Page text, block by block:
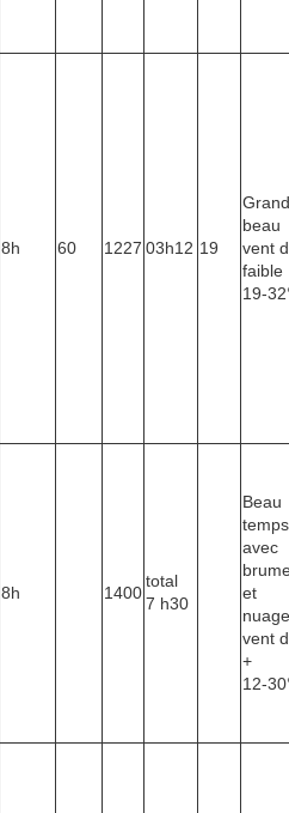
8h 60 1227 03h12 19
Grand
beau
vent
faible
19-
8h 1400
total
7 h30
Beau
temps
avec
et
vent
+
12-